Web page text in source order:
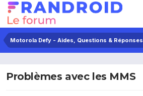
Motorola Defy - Aides, Questions & Réponses
Problèmes avec les MMS